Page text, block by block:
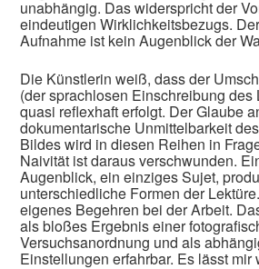
unabhängig. Das widerspricht der
eindeutigen Wirklichkeitsbezugs.
Aufnahme ist kein Augenblick der
Die Künstlerin weiß, dass der
(der sprachlosen Einschreibung des
quasi reflexhaft erfolgt. Der Glaube
dokumentarische Unmittelbarkeit
Bildes wird in diesen Reihen in
Naivität ist daraus verschwunden.
Augenblick, ein einziges Sujet,
unterschiedliche Formen der
eigenes Begehren bei der Arbeit.
als bloßes Ergebnis einer
Versuchsanordnung und als
Einstellungen erfahrbar. Es lässt mir